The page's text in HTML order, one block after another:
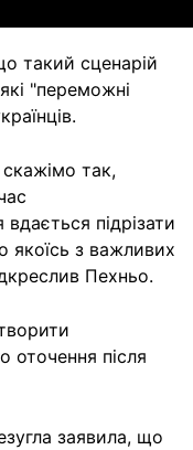
такий сценарій
"переможні
так,
підрізати
якоїсь з важливих
Пехньо.
оточення після
заявила, що